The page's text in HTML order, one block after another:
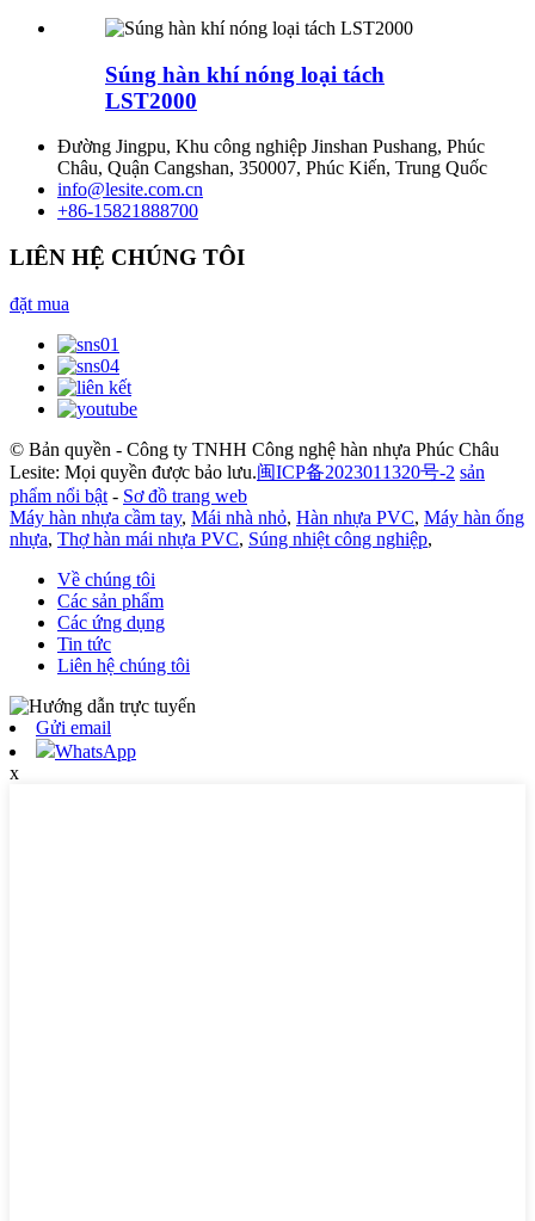
Súng hàn khí nóng loại tách
LST2000
Đường Jingpu, Khu công nghiệp Jinshan Pushang, Phúc
Châu, Quận Cangshan, 350007, Phúc Kiến, Trung Quốc
info@lesite.com.cn
+86-15821888700
LIÊN HỆ CHÚNG TÔI
đặt mua
© Bản quyền - Công ty TNHH Công nghệ hàn nhựa Phúc Châu
Lesite: Mọi quyền được bảo lưu.闽ICP备2023011320号-2 sản
phẩm nổi bật - Sơ đồ trang web
Máy hàn nhựa cầm tay, Mái nhà nhỏ, Hàn nhựa PVC, Máy hàn ống
nhựa, Thợ hàn mái nhựa PVC, Súng nhiệt công nghiệp,
Về chúng tôi
Các sản phẩm
Các ứng dụng
Tin tức
Liên hệ chúng tôi
Gửi email
WhatsApp
x